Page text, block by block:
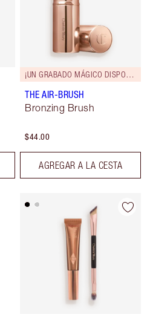
¡UN GRABADO MÁGICO DISPONIBLE!
THE AIR-BRUSH
Bronzing Brush
$44.00
AGREGAR A LA CESTA